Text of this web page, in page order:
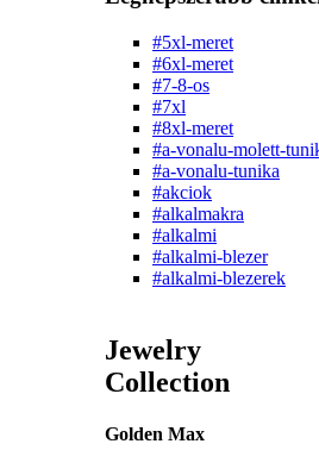
#5xl-meret
#6xl-meret
#7-8-os
#7xl
#8xl-meret
#a-vonalu-molett-
#a-vonalu-tunika
#akciok
#alkalmakra
#alkalmi
#alkalmi-blezer
#alkalmi-blezerek
Jewelry
Collection
Golden Max